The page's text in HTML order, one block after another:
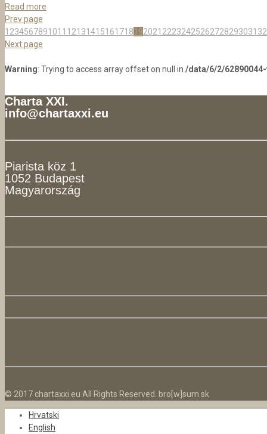
Read more
Prev page
1 234567891011 12131415161718192021 22232425262728293031 32
Next page
Warning: Trying to access array offset on null in /data/6/2/
Charta XXI.
info@chartaxxi.eu
Piarista köz 1
1052 Budapest
Magyarország
© 2017 chartaxxi.eu All Rights Reserved. bro[w]sum.sk
Hrvatski
English